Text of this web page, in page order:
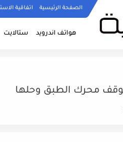
الصفحة الرئيسية اتفاقية
هواتف اندرويد ستالايت
محرك الطبق وحلها